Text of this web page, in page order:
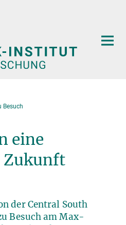
Besuch
eine
Zukunft
der Central South
Besuch am Max-